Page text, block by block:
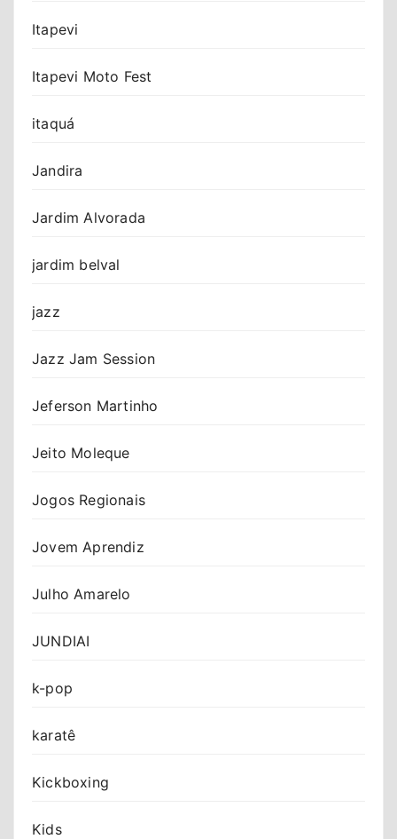
Itapevi
Itapevi Moto Fest
itaquá
Jandira
Jardim Alvorada
jardim belval
jazz
Jazz Jam Session
Jeferson Martinho
Jeito Moleque
Jogos Regionais
Jovem Aprendiz
Julho Amarelo
JUNDIAI
k-pop
karatê
Kickboxing
Kids